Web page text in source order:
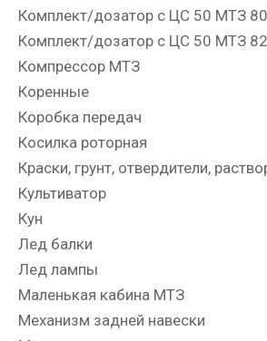
Комплект/дозатор с ЦС 50 МТЗ 80
Комплект/дозатор с ЦС 50 МТЗ 82
Компрессор МТЗ
Коренные
Коробка передач
Косилка роторная
Краски, грунт, отвердители,
Культиватор
Кун
Лед балки
Лед лампы
Маленькая кабина МТЗ
Механизм задней навески